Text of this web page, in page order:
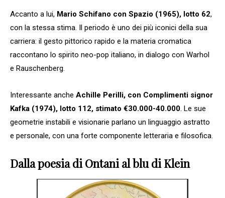
Accanto a lui, Mario Schifano con Spazio (1965), lotto 62,
con la stessa stima. Il periodo è uno dei più iconici della sua
carriera: il gesto pittorico rapido e la materia cromatica
raccontano lo spirito neo-pop italiano, in dialogo con Warhol
e Rauschenberg.
Interessante anche Achille Perilli, con Complimenti signor
Kafka (1974), lotto 112, stimato €30.000-40.000. Le sue
geometrie instabili e visionarie parlano un linguaggio astratto
e personale, con una forte componente letteraria e filosofica.
Dalla poesia di Ontani al blu di Klein